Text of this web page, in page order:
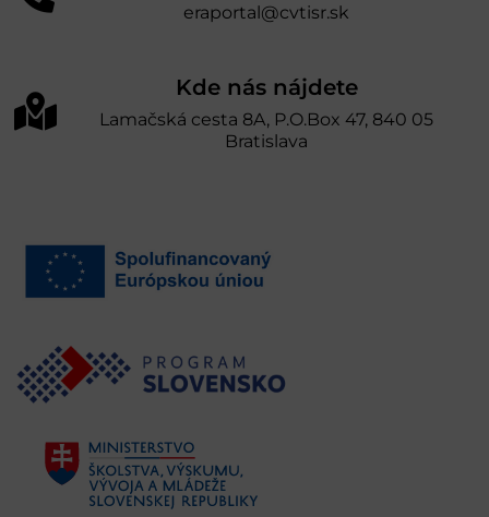
eraportal@cvtisr.sk
Kde nás nájdete
Lamačská cesta 8A, P.O.Box 47, 840 05
Bratislava